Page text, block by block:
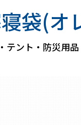
袋(オ
テント・防災用